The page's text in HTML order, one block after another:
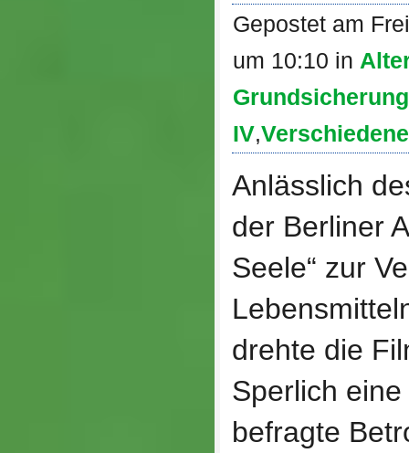
Gepostet am
um 10:10 in
Grundsicherung
IV,
Anlässlich
der Berliner
Seele“ zur
drehte die
Sperlich
befragte